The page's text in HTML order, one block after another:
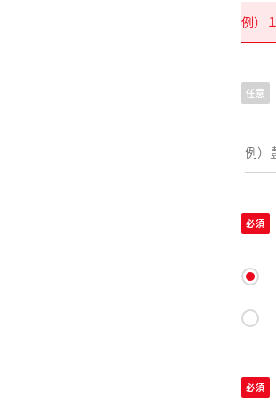
任意
必須
必須